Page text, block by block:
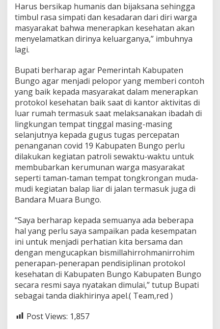
Harus bersikap humanis dan bijaksana sehingga
timbul rasa simpati dan kesadaran dari diri warga
masyarakat bahwa menerapkan kesehatan akan
menyelamatkan dirinya keluarganya,” imbuhnya
lagi.
Bupati berharap agar Pemerintah Kabupaten
Bungo agar menjadi pelopor yang memberi contoh
yang baik kepada masyarakat dalam menerapkan
protokol kesehatan baik saat di kantor aktivitas di
luar rumah termasuk saat melaksanakan ibadah di
lingkungan tempat tinggal masing-masing
selanjutnya kepada gugus tugas percepatan
penanganan covid 19 Kabupaten Bungo perlu
dilakukan kegiatan patroli sewaktu-waktu untuk
membubarkan kerumunan warga masyarakat
seperti taman-taman tempat tongkrongan muda-
mudi kegiatan balap liar di jalan termasuk juga di
Bandara Muara Bungo.
“Saya berharap kepada semuanya ada beberapa
hal yang perlu saya sampaikan pada kesempatan
ini untuk menjadi perhatian kita bersama dan
dengan mengucapkan bismillahirrohmanirrohim
penerapan-penerapan pendisiplinan protokol
kesehatan di Kabupaten Bungo Kabupaten Bungo
secara resmi saya nyatakan dimulai,” tutup Bupati
sebagai tanda diakhirinya apel.( Team,red )
Post Views: 1,857